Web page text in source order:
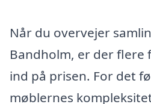
Når du overvejer
Bandholm, er der flere
ind på prisen. For det
møblernes